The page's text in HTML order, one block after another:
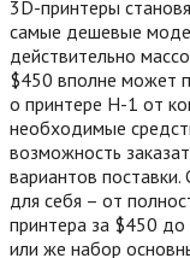
3D-принтеры
самые дешевые
действительно
$450 вполне может
о принтере Н-1 от
необходимые
возможность
вариантов
для себя – от
принтера за $450 до
или же набор